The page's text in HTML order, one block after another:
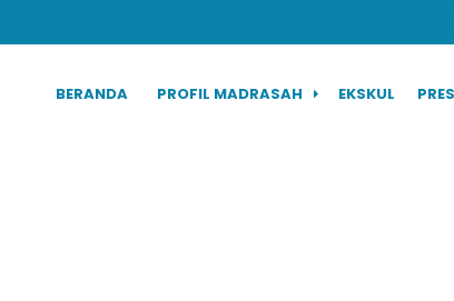
BERANDA PROFIL MADRASAH EKSKUL